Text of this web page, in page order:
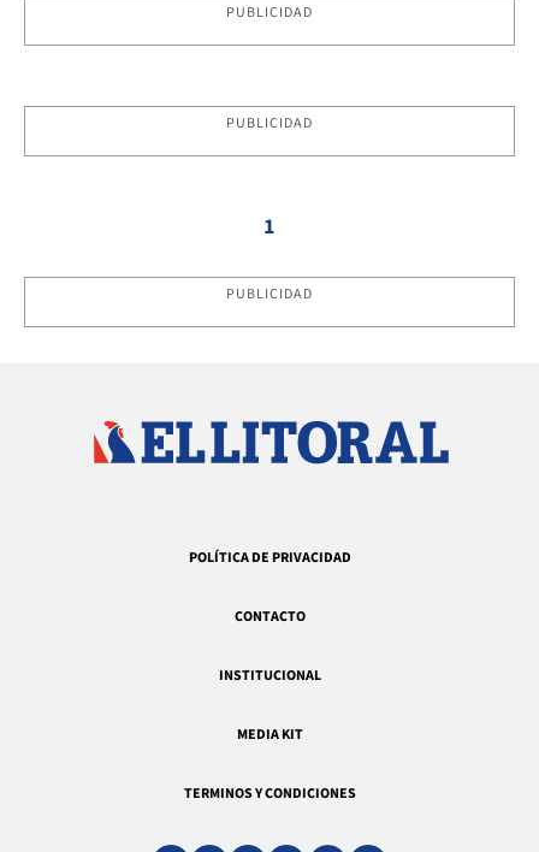
PUBLICIDAD
PUBLICIDAD
1
PUBLICIDAD
POLÍTICA DE PRIVACIDAD
CONTACTO
INSTITUCIONAL
MEDIA KIT
TERMINOS Y CONDICIONES